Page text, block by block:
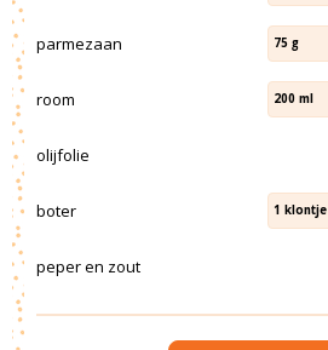
parmezaan 75 g
room 200 ml
olijfolie
boter 1 klontje
peper en zout